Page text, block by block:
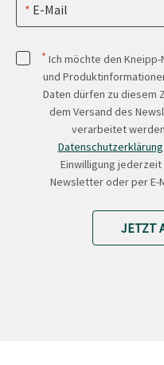
E-Mail
* Ich möchte den
und
Daten dürfen zu diesem
dem Versand des
verarbeitet
Datenschutzerklärung
Einwilligung
Newsletter oder per E-
JETZT